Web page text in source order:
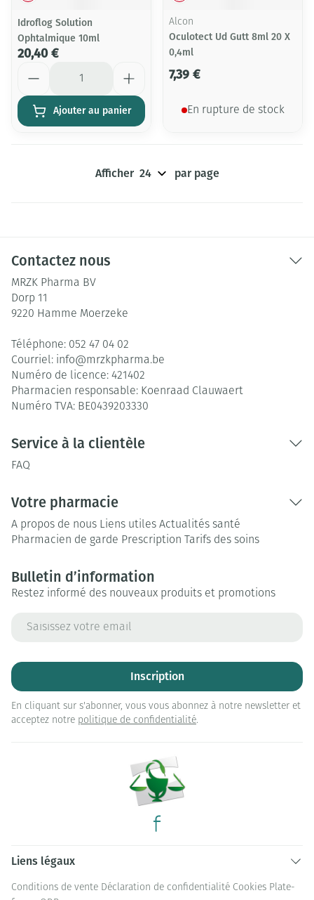
Idroflog Solution
Ophtalmique 10ml
20,40 €
Ajouter au panier
Alcon
Oculotect Ud Gutt 8ml 20 X
0,4ml
7,39 €
En rupture de stock
Afficher par page
Contactez nous
MRZK Pharma BV
Dorp 11
9220 Hamme Moerzeke
Téléphone: 052 47 04 02
Courriel: info@mrzkpharma.be
Numéro de licence: 421402
Pharmacien responsable: Koenraad Clauwaert
Numéro TVA: BE0439203330
Service à la clientèle
FAQ
Votre pharmacie
A propos de nous Liens utiles Actualités santé
Pharmacien de garde Prescription Tarifs des soins
Bulletin d’information
Restez informé des nouveaux produits et promotions
Inscription
En cliquant sur s'abonner, vous vous abonnez à notre newsletter et
acceptez notre politique de confidentialité.
Liens légaux
Conditions de vente Déclaration de confidentialité Cookies Plate-